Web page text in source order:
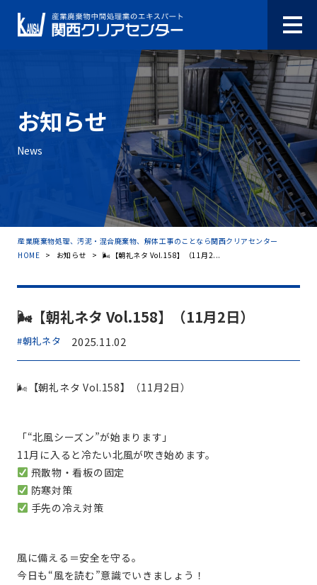
お知らせ
News
産業廃棄物処理、汚泥・混合廃棄物、解体工事のことなら関西クリアセンター
HOME > お知らせ > 🌬【朝礼ネタ Vol.158】（11月2...
🌬【朝礼ネタ Vol.158】（11月2日）
#朝礼ネタ 2025.11.02
🌬【朝礼ネタ Vol.158】（11月2日）
「“北風シーズン”が始まります」
11月に入ると冷たい北風が吹き始めます。
飛散物・看板の固定
防寒対策
手先の冷え対策
風に備える＝安全を守る。
今日も“風を読む”意識でいきましょう！